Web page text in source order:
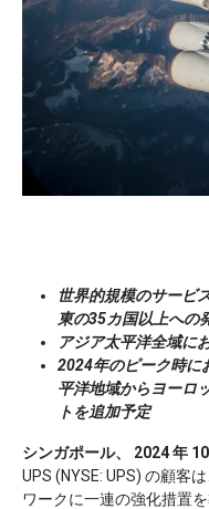
世界的規模のサービ
東の35カ国以上への
アジア太平洋全域に
2024年のピーク時に
平洋地域からヨーロ
トを追加予定
シンガポール、 2024 年 10
UPS (NYSE: UPS) の顧客
ワークに一連の強化措置